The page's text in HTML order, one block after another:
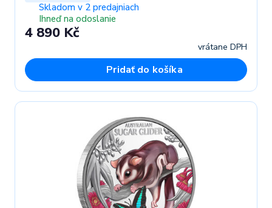
Skladom v 2 predajniach
Ihneď na odoslanie
4 890 Kč
vrátane DPH
Pridať do košíka